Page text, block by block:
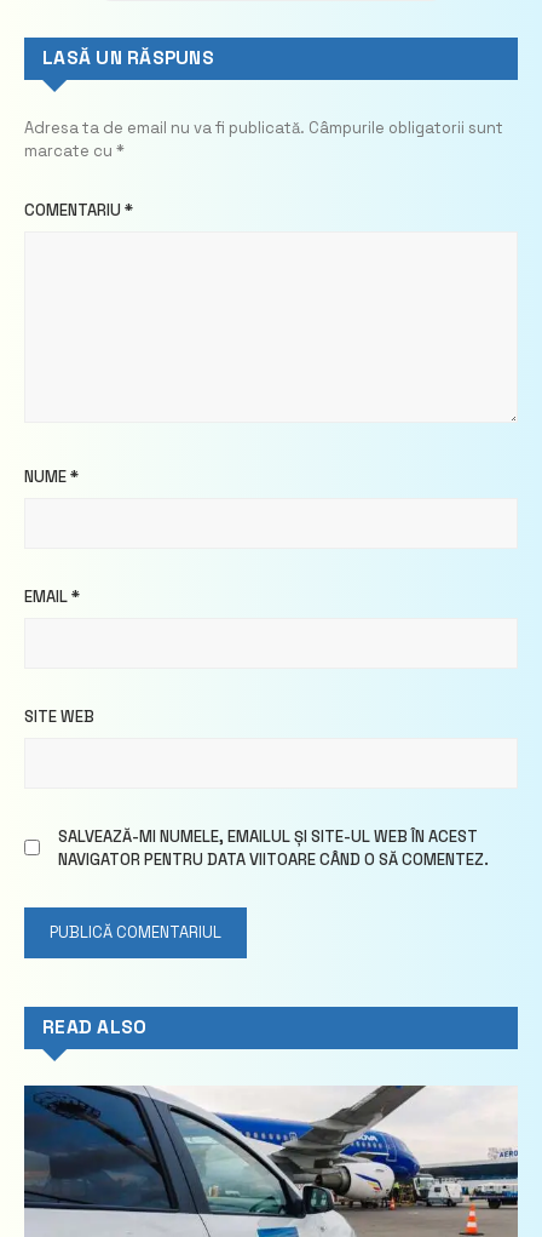
LASĂ UN RĂSPUNS
Adresa ta de email nu va fi publicată. Câmpurile obligatorii sunt
marcate cu *
COMENTARIU *
NUME*
EMAIL*
SITE WEB
SALVEAZĂ-MI NUMELE, EMAILUL ȘI SITE-UL WEB ÎN ACEST
NAVIGATOR PENTRU DATA VIITOARE CÂND O SĂ COMENTEZ.
READ ALSO